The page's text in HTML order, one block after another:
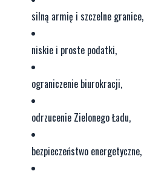
silną armię i szczelne granice,​
niskie i proste podatki,​
ograniczenie biurokracji,​
odrzucenie Zielonego Ładu,​
bezpieczeństwo energetyczne,​